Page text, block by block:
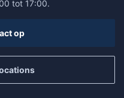
tot 17:00.
op